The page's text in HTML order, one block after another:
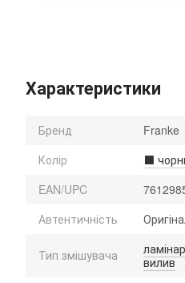
Характеристики
Бренд
Franke
Колір
⬛️
EAN/UPC
Автентичність
Тип змішувача
вилив